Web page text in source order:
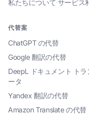
私たちについて·サービス
代替案
ChatGPT の代替
Google 翻訳の代替
DeepL ドキュメント トラ
ータ
Yandex 翻訳の代替
Amazon Translate の代替